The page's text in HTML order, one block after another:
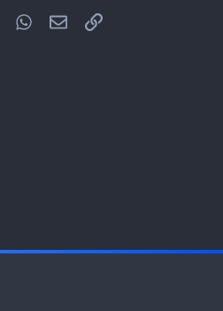
LinkedInWhatsApp
E-mailПосилання